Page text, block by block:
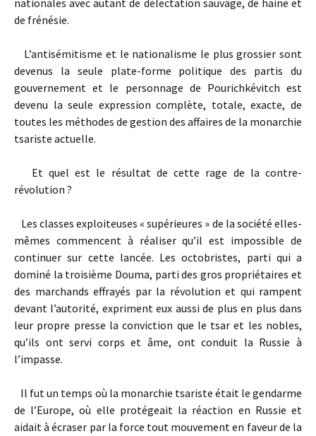
nationales avec autant de délectation sauvage, de haine et
de frénésie.
L’antisémitisme et le nationalisme le plus grossier sont
devenus la seule plate-forme politique des partis du
gouvernement et le personnage de Pourichkévitch est
devenu la seule expression complète, totale, exacte, de
toutes les méthodes de gestion des affaires de la monarchie
tsariste actuelle.
Et quel est le résultat de cette rage de la contre-
révolution ?
Les classes exploiteuses « supérieures » de la société elles-
mêmes commencent à réaliser qu’il est impossible de
continuer sur cette lancée. Les octobristes, parti qui a
dominé la troisième Douma, parti des gros propriétaires et
des marchands effrayés par la révolution et qui rampent
devant l’autorité, expriment eux aussi de plus en plus dans
leur propre presse la conviction que le tsar et les nobles,
qu’ils ont servi corps et âme, ont conduit la Russie à
l’impasse.
Il fut un temps où la monarchie tsariste était le gendarme
de l’Europe, où elle protégeait la réaction en Russie et
aidait à écraser par la force tout mouvement en faveur de la